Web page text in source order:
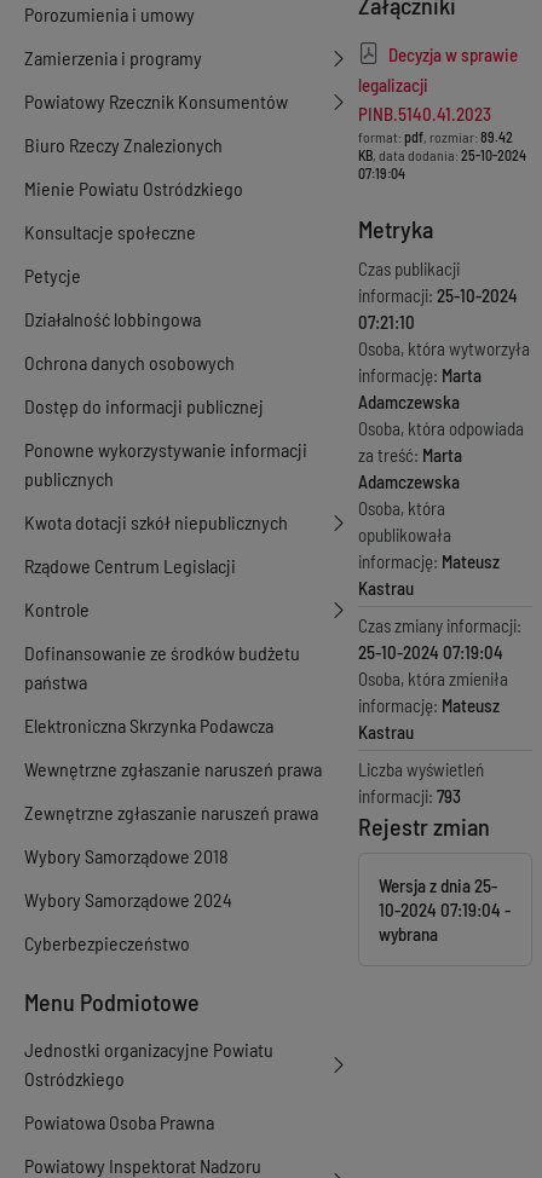
Porozumienia i umowy
Zamierzenia i programy
Powiatowy Rzecznik Konsumentów
Biuro Rzeczy Znalezionych
Mienie Powiatu Ostródzkiego
Konsultacje społeczne
Petycje
Działalność lobbingowa
Ochrona danych osobowych
Dostęp do informacji publicznej
Ponowne wykorzystywanie informacji
publicznych
Kwota dotacji szkół niepublicznych
Rządowe Centrum Legislacji
Kontrole
Dofinansowanie ze środków budżetu
państwa
Elektroniczna Skrzynka Podawcza
Wewnętrzne zgłaszanie naruszeń prawa
Zewnętrzne zgłaszanie naruszeń prawa
Wybory Samorządowe 2018
Wybory Samorządowe 2024
Cyberbezpieczeństwo
Menu Podmiotowe
Jednostki organizacyjne Powiatu
Ostródzkiego
Powiatowa Osoba Prawna
Powiatowy Inspektorat Nadzoru
Decyzja w sprawie
legalizacji
PINB.5140.41.2023
format: pdf, rozmiar: 89.42
KB, data dodania: 25-10-2024
07:19:04
Metryka
Czas publikacji
informacji: 25-10-2024
07:21:10
Osoba, która wytworzyła
informację: Marta
Adamczewska
Osoba, która odpowiada
za treść: Marta
Adamczewska
Osoba, która
opublikowała
informację: Mateusz
Kastrau
Czas zmiany informacji:
25-10-2024 07:19:04
Osoba, która zmieniła
informację: Mateusz
Kastrau
Liczba wyświetleń
informacji: 793
Rejestr zmian
Wersja z dnia25-
10-2024 07:19:04